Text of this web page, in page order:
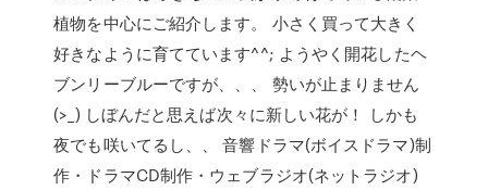
植物を中心にご紹介します。 小さく買って大きく
好きなように育てています^^; ようやく開花したヘ
ブンリーブルーですが、、、 勢いが止まりません
(>_) しぼんだと思えば次々に新しい花が！ しかも
夜でも咲いてるし、、 音響ドラマ(ボイスドラマ)制
作・ドラマCD制作・ウェブラジオ(ネットラジオ)